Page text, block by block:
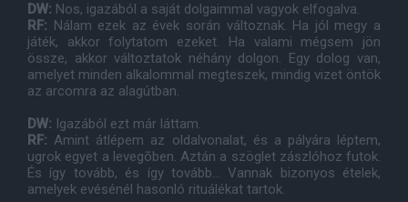
DW: Nos, igazából a saját dolgaimmal vagyok elfogalva.
RF: Nálam ezek az évek során változnak. Ha jól megy a
játék, akkor folytatom ezeket. Ha valami mégsem jön
össze, akkor változtatok néhány dolgon. Egy dolog van,
amelyet minden alkalommal megteszek, mindig vizet öntök
az arcomra az alagútban.
DW: Igazából ezt már láttam.
RF: Amint átlépem az oldalvonalat, és a pályára léptem,
ugrok egyet a levegõben. Aztán a szöglet zászlóhoz futok.
És így tovább, és így tovább... Vannak bizonyos ételek,
amelyek evésénél hasonló rituálékat tartok.